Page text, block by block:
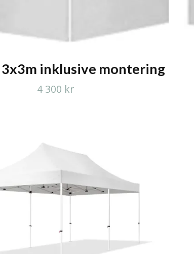
inklusive montering
4 300 kr